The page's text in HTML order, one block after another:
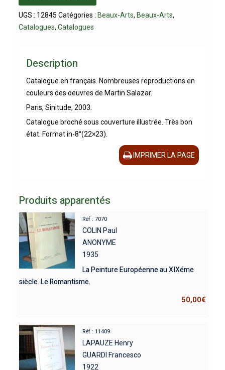
UGS : 12845 Catégories : Beaux-Arts, Beaux-Arts,
Catalogues, Catalogues
Description
Catalogue en français. Nombreuses reproductions en
couleurs des oeuvres de Martin Salazar.
Paris, Sinitude, 2003.
Catalogue broché sous couverture illustrée. Très bon
état. Format in-8°(22×23).
IMPRIMER LA PAGE
Produits apparentés
Réf : 7070
COLIN Paul
ANONYME
1935
La Peinture Européenne au XIXéme
siècle. Le Romantisme.
50,00€
Réf : 11409
LAPAUZE Henry
GUARDI Francesco
1922